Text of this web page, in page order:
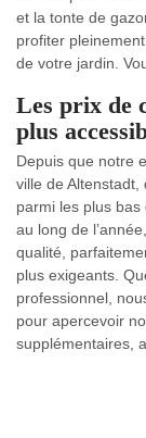
et la tonte de
profiter
de votre jardin.
Les prix de
plus
Depuis que notre
ville de
parmi les plus
au long de
qualité,
plus exigeants.
professionnel,
pour apercevoir
supplémentaires,